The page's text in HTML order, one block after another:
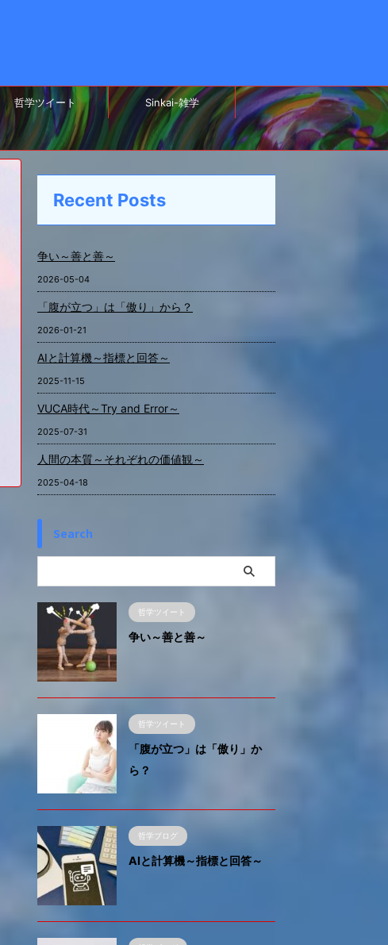
哲学ツイート Sinkai-雑学
Recent Posts
争い～善と善～
2026-05-04
「腹が立つ」は「傲り」から？
2026-01-21
AIと計算機～指標と回答～
2025-11-15
VUCA時代～Try and Error～
2025-07-31
人間の本質～それぞれの価値観～
2025-04-18
Search
哲学ツイート
争い～善と善～
哲学ツイート
「腹が立つ」は「傲り」か
ら？
哲学ブログ
AIと計算機～指標と回答～